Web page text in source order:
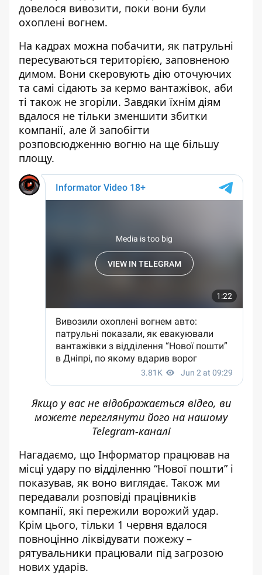
довелося вивозити, поки вони були
охоплені вогнем.
На кадрах можна побачити, як патрульні
пересуваються територією, заповненою
димом. Вони скеровують дію оточуючих
та самі сідають за кермо вантажівок, аби
ті також не згоріли. Завдяки їхнім діям
вдалося не тільки зменшити збитки
компанії, але й запобігти
розповсюдженню вогню на ще більшу
площу.
Якщо у вас не відображається відео, ви
можете переглянути його на нашому
Telegram-каналі
Нагадаємо, що Інформатор працював на
місці удару по відділенню “Нової пошти”і
показував, як воно виглядає. Також ми
передавали розповіді працівників
компанії, які пережили ворожий удар.
Крім цього, тільки 1 червня вдалося
повноцінно ліквідувати пожежу –
рятувальники працювали під загрозою
нових ударів.